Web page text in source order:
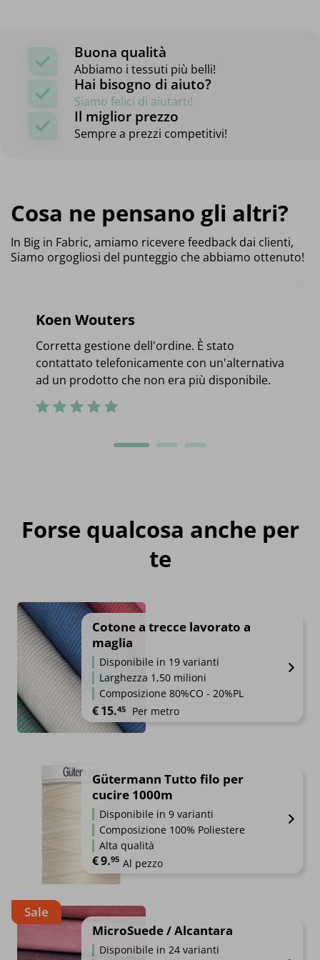
Buona qualità
Abbiamo i tessuti più belli!
Hai bisogno di aiuto?
Siamo felici di aiutarti!
Il miglior prezzo
Sempre a prezzi competitivi!
Cosa ne pensano gli altri?
In Big in Fabric, amiamo ricevere feedback dai clienti,
Siamo orgogliosi del punteggio che abbiamo ottenuto!
Koen Wouters
Corretta gestione dell'ordine. È stato
contattato telefonicamente con un'alternativa
ad un prodotto che non era più disponibile.
Forse qualcosa anche per
te
Cotone a trecce lavorato a
maglia
Disponibile in 19 varianti
Larghezza 1,50 milioni
Composizione 80%CO - 20%PL
€15.45 Per metro
Gütermann Tutto filo per
cucire 1000m
Disponibile in 9 varianti
Composizione 100% Poliestere
Alta qualità
€9.95 Al pezzo
Sale
MicroSuede / Alcantara
Disponibile in 24 varianti